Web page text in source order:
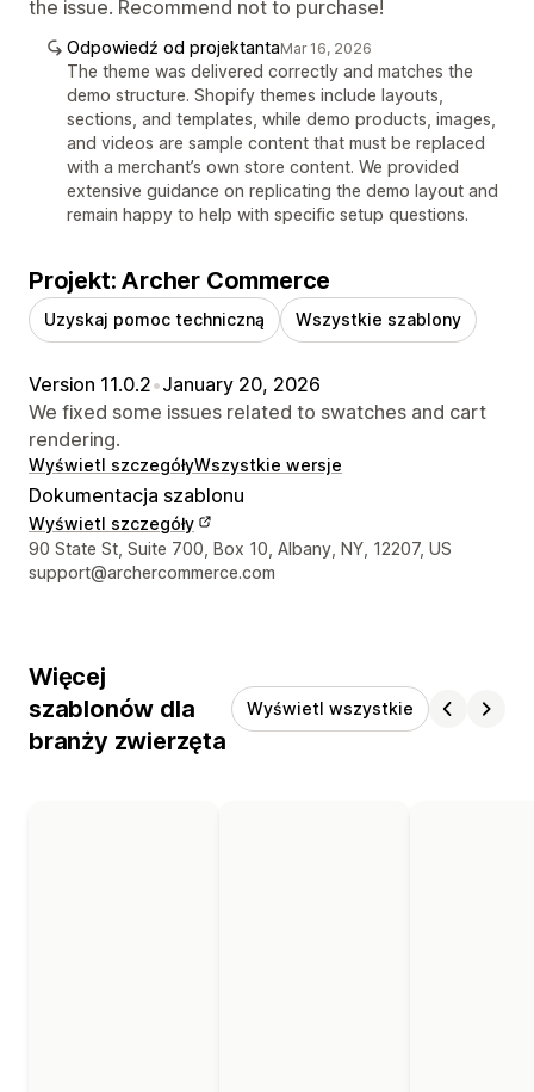
the issue. Recommend not to purchase!
Odpowiedź od projektantaMar 16, 2026
The theme was delivered correctly and matches the
demo structure. Shopify themes include layouts,
sections, and templates, while demo products, images,
and videos are sample content that must be replaced
with a merchant’s own store content. We provided
extensive guidance on replicating the demo layout and
remain happy to help with specific setup questions.
Projekt: Archer Commerce
Uzyskaj pomoc techniczną Wszystkie szablony
Version 11.0.2•January 20, 2026
We fixed some issues related to swatches and cart
rendering.
Wyświetl szczegółyWszystkie wersje
Dokumentacja szablonu
Wyświetl szczegóły
Dane kontaktowe projektanta
90 State St, Suite 700, Box 10, Albany, NY, 12207, US
support@archercommerce.com
Więcej
szablonów dla
branży zwierzęta
Wyświetl wszystkie